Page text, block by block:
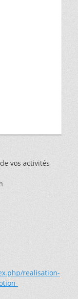
vos activités
realisation-